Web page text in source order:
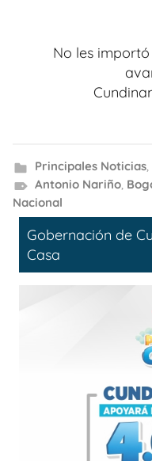
No les
Principales Noticias,
Antonio Nariño,
Nacional
Gobernación de
Casa